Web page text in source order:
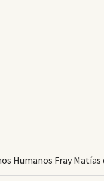
Humanos Fray Matías